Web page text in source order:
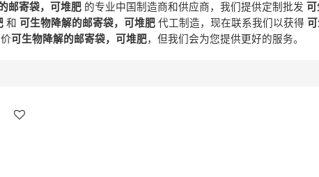
邮寄袋，可堆肥的专业中国制造商和供应商，我们提供定制批发
和 可生物降解的邮寄袋，可堆肥代工制造，现在联系我们以获得
可生物降解的邮寄袋，可堆肥，但我们会为您提供更好的服务。